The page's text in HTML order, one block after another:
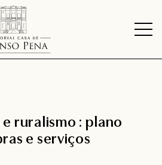
ruralismo : plano
e serviços